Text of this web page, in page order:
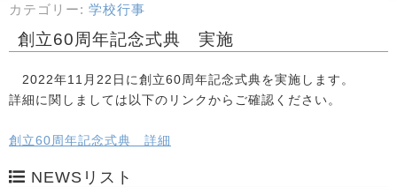
カテゴリー: 学校行事
創立60周年記念式典 実施
2022年11月22日に創立60周年記念式典を実施します。
詳細に関しましては以下のリンクからご確認ください。
創立60周年記念式典 詳細
NEWSリスト